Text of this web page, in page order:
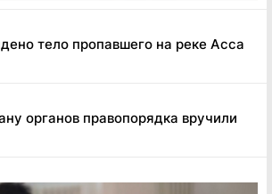
тело пропавшего на реке Асса
органов правопорядка вручили